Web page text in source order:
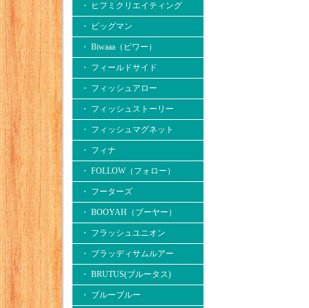
・ ヒフミクリエイティング
・ ビッグマン
・ Biwaaa（ビワー）
・ フィールドサイド
・ フィッシュアロー
・ フィッシュストーリー
・ フィッシュマグネット
・ フィナ
・ FOLLOW（フォロー）
・ フーターズ
・ BOOYAH（ブーヤー）
・ フラッシュユニオン
・ ブラッディサムルアー
・ BRUTUS(ブルータス)
・ ブルーブルー